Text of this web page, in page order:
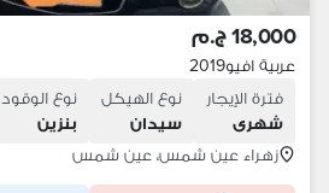
18,000 ج.م
عربية افيو2019
فترة الإيجار
شهرى
نوع الهيكل
سيدان
نوع الوقود
بنزين
زهراء عين شمس، عين شمس